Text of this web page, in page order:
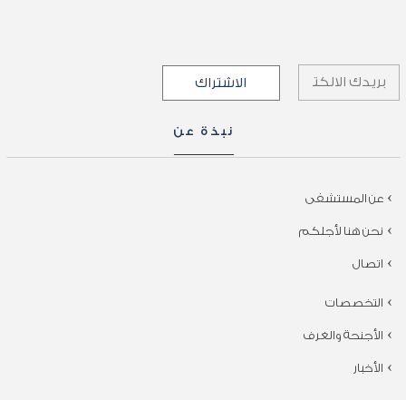
نبذة عن
عن المستشفى
نحن هنا لأجلكم
اتصال
التخصصات
الأجنحة والغرف
الأخبار